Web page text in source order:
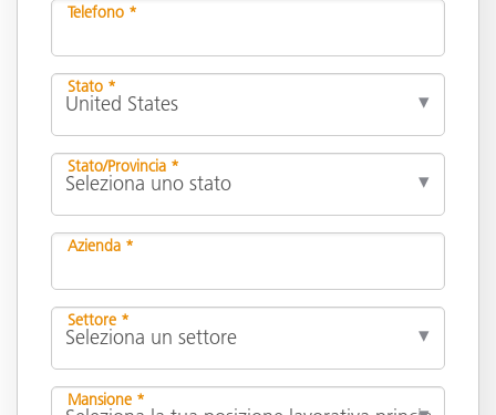
Telefono *
Stato *
Stato/Provincia *
Azienda *
Settore *
Mansione *